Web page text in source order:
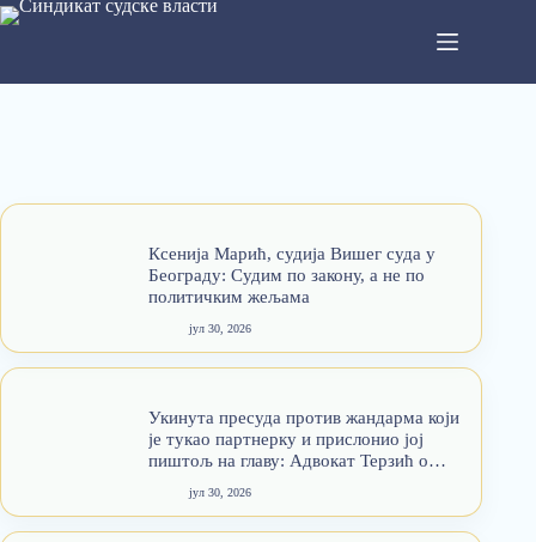
Ксенија Марић, судија Вишег суда у
Београду: Судим по закону, а не по
политичким жељама
јул 30, 2026
Укинута пресуда против жандарма који
је тукао партнерку и прислонио јој
пиштољ на главу: Адвокат Терзић о
јул 30, 2026